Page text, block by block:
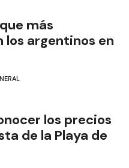
más
los argentinos en
los precios
de la Playa de